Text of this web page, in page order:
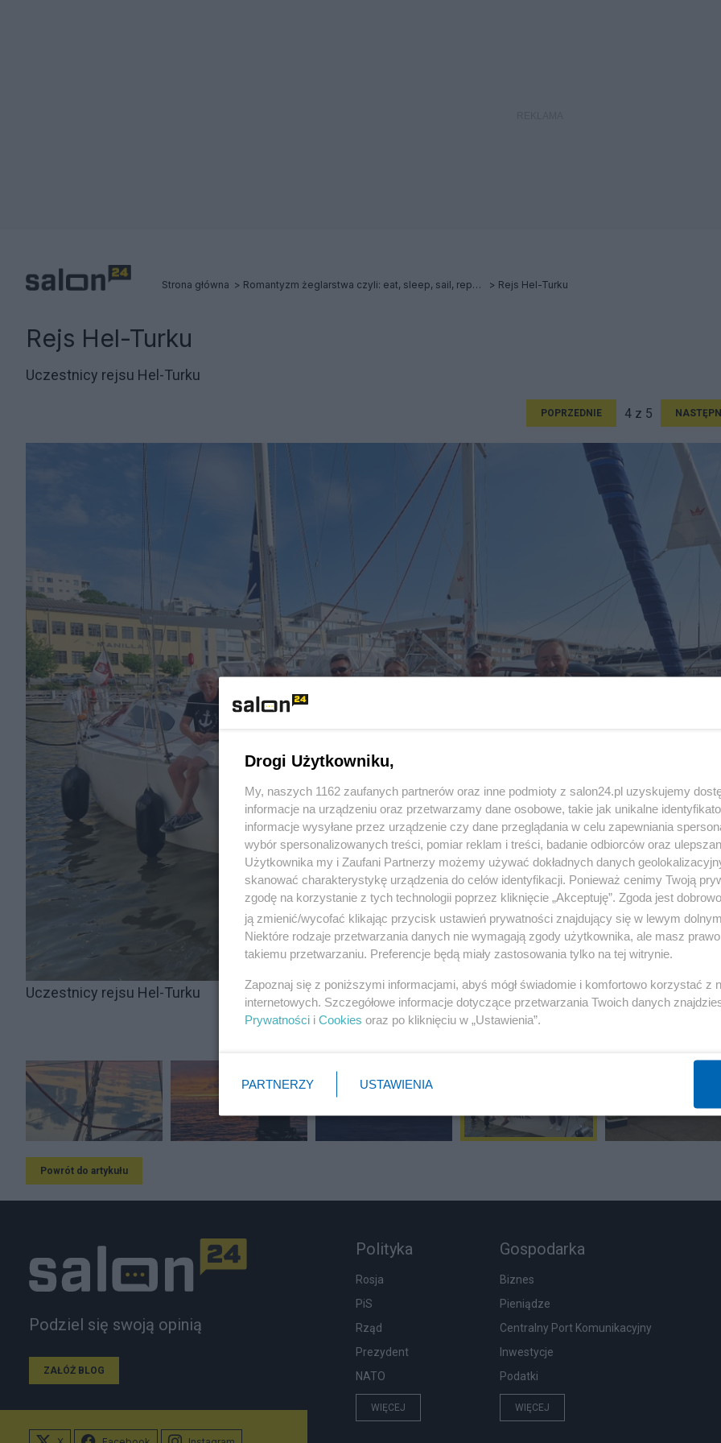
Strona główna Romantyzm żeglarstwa czyli: eat, sleep, sail, repeat. Dziennik podróży Rejs Hel-Turku
Rejs Hel-Turku
Uczestnicy rejsu Hel-Turku
POPRZEDNIE 4 z 5
Uczestnicy rejsu Hel-Turku
Powrót do artykułu
Podziel się swoją opinią
ZAŁÓŻ BLOG
Polityka
Rosja
PiS
Rząd
Prezydent
NATO
WIĘCEJ
Gospodarka
Biznes
Pieniądze
Centralny Port Komunikacyjny
Inwestycje
Podatki
WIĘCEJ
Drogi Użytkowniku,
My, naszych 1162 zaufanych partnerów oraz inne podmioty z salon24.pl uzyskujemy
informacje na urządzeniu oraz przetwarzamy dane osobowe, takie jak unikalne
informacje wysyłane przez urządzenie czy dane przeglądania w celu zapewniania
wybór spersonalizowanych treści, pomiar reklam i treści, badanie odbiorców oraz
Użytkownika my i Zaufani Partnerzy możemy używać dokładnych danych
skanować charakterystykę urządzenia do celów identyfikacji. Ponieważ cenimy Twoją
zgodę na korzystanie z tych technologii poprzez kliknięcie „Akceptuję”. Zgoda jest
ją zmienić/wycofać klikając przycisk ustawień prywatności znajdujący się w lewym
Niektóre rodzaje przetwarzania danych nie wymagają zgody użytkownika, ale masz
takiemu przetwarzaniu. Preferencje będą miały zastosowania tylko na tej witrynie.
Zapoznaj się z poniższymi informacjami, abyś mógł świadomie i komfortowo korzystać z
internetowych. Szczegółowe informacje dotyczące przetwarzania Twoich danych
Prywatności i Cookies oraz po kliknięciu w „Ustawienia”.
PARTNERZY USTAWIENIA